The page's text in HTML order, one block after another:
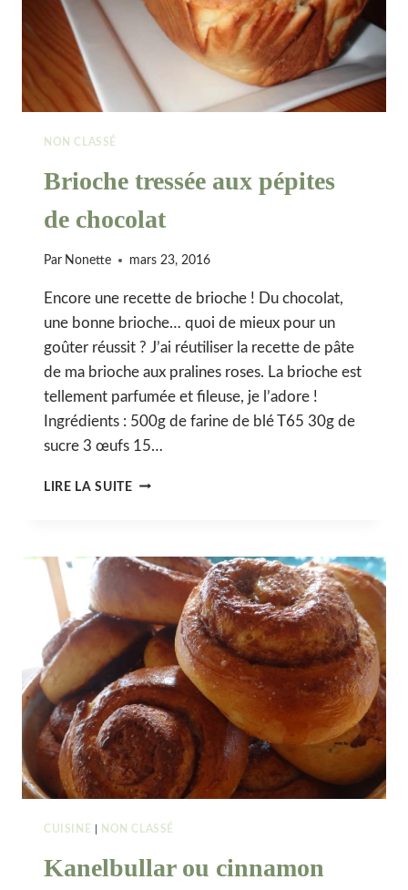
NON CLASSÉ
Brioche tressée aux pépites
de chocolat
Par Nonette mars 23, 2016
Encore une recette de brioche ! Du chocolat,
une bonne brioche… quoi de mieux pour un
goûter réussit ? J’ai réutiliser la recette de pâte
de ma brioche aux pralines roses. La brioche est
tellement parfumée et fileuse, je l’adore !
Ingrédients : 500g de farine de blé T65 30g de
sucre 3 œufs 15…
LIRE LA SUITEBRIOCHE
DE
CHOCOLAT
CUISINE NON CLASSÉ
Kanelbullar ou cinnamon